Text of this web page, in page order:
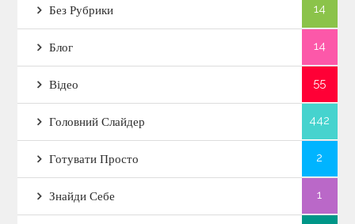
Без Рубрики 14
Блог 14
Відео 55
Головний Слайдер 442
Готувати Просто 2
Знайди Себе 1